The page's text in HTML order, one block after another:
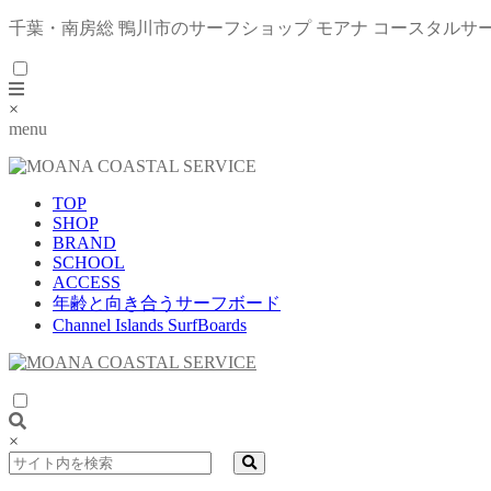
千葉・南房総 鴨川市のサーフショップ モアナ コースタルサ
×
menu
TOP
SHOP
BRAND
SCHOOL
ACCESS
年齢と向き合うサーフボード
Channel Islands SurfBoards
×